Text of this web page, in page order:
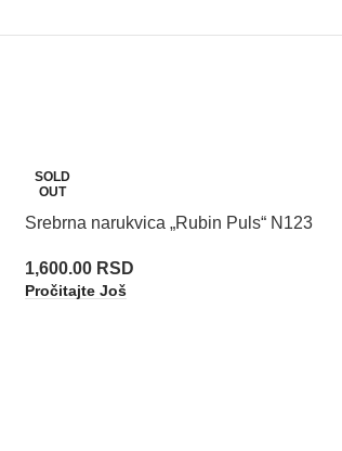
SOLD
OUT
Srebrna narukvica „Rubin Puls“ N123
1,600.00 RSD
Pročitajte Još